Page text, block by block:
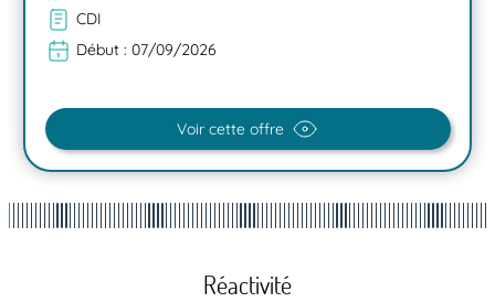
CDI
Début : 07/09/2026
Voir cette offre
Réactivité